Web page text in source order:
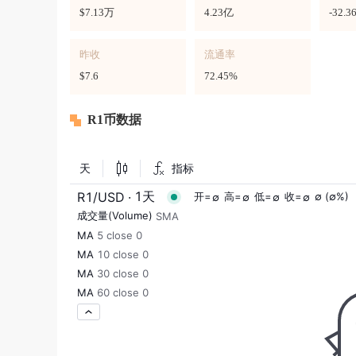
$7.13万
4.23亿
-
昨收
$7.6
流通率
72.45%
R1币数据